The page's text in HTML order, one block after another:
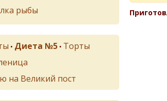
рыбы
• Диета №5 • Торты
на Великий пост